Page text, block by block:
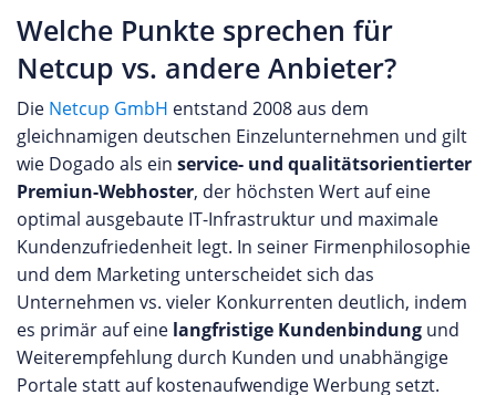
Welche Punkte sprechen für
Netcup vs. andere Anbieter?
Die Netcup GmbH entstand 2008 aus dem
gleichnamigen deutschen Einzelunternehmen und gilt
wie Dogado als ein service- und qualitätsorientierter
Premiun-Webhoster, der höchsten Wert auf eine
optimal ausgebaute IT-Infrastruktur und maximale
Kundenzufriedenheit legt. In seiner Firmenphilosophie
und dem Marketing unterscheidet sich das
Unternehmen vs. vieler Konkurrenten deutlich, indem
es primär auf eine langfristige Kundenbindung und
Weiterempfehlung durch Kunden und unabhängige
Portale statt auf kostenaufwendige Werbung setzt.